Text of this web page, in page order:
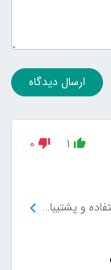
ارسال دیدگاه
1
0
یکی از بهترین سایت‌هایی بود که از نظر راحتی استفاده و پشتیبانی تجربه کردم.